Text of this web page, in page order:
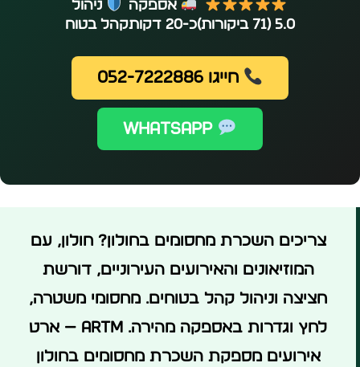
5.0 (71 ביקורות)
אספקה
כ-20 דקות
ניהול
קהל בטוח
חייגו 052-7222886
WhatsApp
צריכים השכרת מחסומים בחולון? חולון, עם
המוזיאונים והאירועים העירוניים, דורשת
חציצה וניהול קהל בטוחים. מחסומי משטרה,
לחץ וגדרות באספקה מהירה.
ARTM — ארט
אירועים מספקתהשכרת מחסומים בחולון